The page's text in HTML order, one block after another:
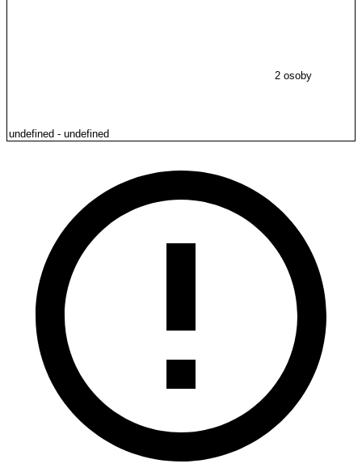
2 osoby